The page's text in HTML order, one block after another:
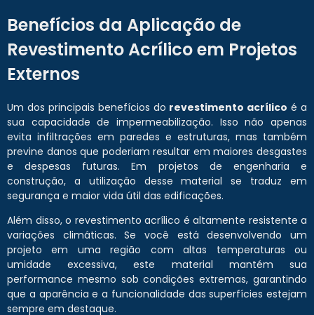
Benefícios da Aplicação de
Revestimento Acrílico em Projetos
Externos
Um dos principais benefícios do revestimento acrílico é a
sua capacidade de impermeabilização. Isso não apenas
evita infiltrações em paredes e estruturas, mas também
previne danos que poderiam resultar em maiores desgastes
e despesas futuras. Em projetos de engenharia e
construção, a utilização desse material se traduz em
segurança e maior vida útil das edificações.
Além disso, o revestimento acrílico é altamente resistente a
variações climáticas. Se você está desenvolvendo um
projeto em uma região com altas temperaturas ou
umidade excessiva, este material mantém sua
performance mesmo sob condições extremas, garantindo
que a aparência e a funcionalidade das superfícies estejam
sempre em destaque.